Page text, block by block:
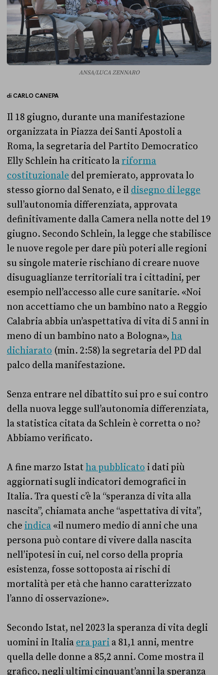
ANSA/LUCA ZENNARO
diCARLO CANEPA
Il 18 giugno, durante una manifestazione
organizzata in Piazza dei Santi Apostoli a
Roma, la segretaria del Partito Democratico
Elly Schlein ha criticato lariforma
costituzionale del premierato, approvata lo
stesso giorno dal Senato, e il disegno di legge
sull’autonomia differenziata, approvata
definitivamente dalla Camera nella notte del 19
giugno. Secondo Schlein, la legge che stabilisce
le nuove regole per dare più poteri alle regioni
su singole materie rischiano di creare nuove
disuguaglianze territoriali tra i cittadini, per
esempio nell’accesso alle cure sanitarie. «Noi
non accettiamo che un bambino nato a Reggio
Calabria abbia un’aspettativa di vita di 5 anni in
meno di un bambino nato a Bologna», ha
dichiarato (min. 2:58) la segretaria del PD dal
palco della manifestazione.
Senza entrare nel dibattito sui pro e sui contro
della nuova legge sull’autonomia differenziata,
la statistica citata da Schlein è corretta o no?
Abbiamo verificato.
A fine marzo Istat ha pubblicato i dati più
aggiornati sugli indicatori demografici in
Italia. Tra questi c’è la “speranza di vita alla
nascita”, chiamata anche “aspettativa di vita”,
che indica «il numero medio di anni che una
persona può contare di vivere dalla nascita
nell’ipotesi in cui, nel corso della propria
esistenza, fosse sottoposta ai rischi di
mortalità per età che hanno caratterizzato
l’anno di osservazione».
Secondo Istat, nel 2023 la speranza di vita degli
uomini in Italia era pari a 81,1 anni, mentre
quella delle donne a 85,2 anni. Come mostra il
grafico, negli ultimi cinquant’anni la speranza